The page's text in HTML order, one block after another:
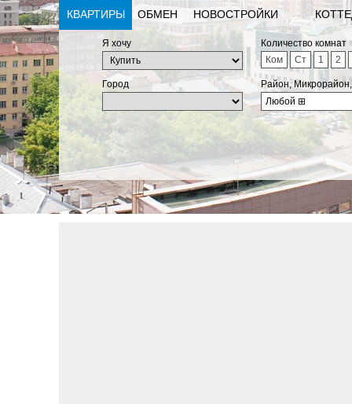
КВАРТИРЫ ОБМЕН НОВОСТРОЙКИ
Я хочу
Количество комнат
Ком
Ст 1 2
Город
Район,
Любой ⊞